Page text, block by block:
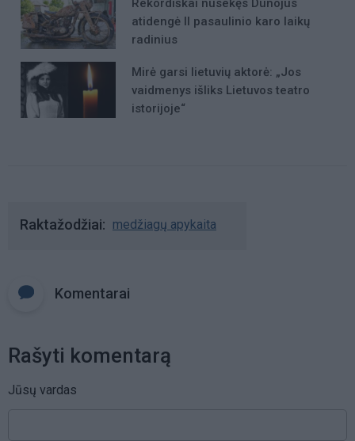
Rekordiškai nusekęs Dunojus
atidengė II pasaulinio karo laikų
radinius
Mirė garsi lietuvių aktorė: „Jos
vaidmenys išliks Lietuvos teatro
istorijoje“
Raktažodžiai medžiagų apykaita
Komentarai
Rašyti komentarą
Jūsų vardas